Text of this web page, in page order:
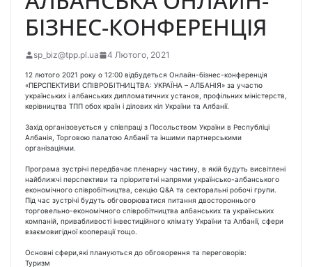
БІЗНЕС-КОНФЕРЕНЦІЯ
sp_biz@tpp.pl.ua 4 Лютого, 2021
12 лютого 2021 року о 12:00 відбудеться Онлайн-бізнес-конференція
«ПЕРСПЕКТИВИ СПІВРОБІТНИЦТВА: УКРАЇНА – АЛБАНІЯ» за участю
українських і албанських дипломатичних установ, профільних міністерств,
керівництва ТПП обох країн і ділових кіл України та Албанії.
Захід організовується у співпраці з Посольством України в Республіці
Албанія, Торговою палатою Албанії та іншими партнерськими
організаціями.
Програма зустрічі передбачає пленарну частину, в якій будуть висвітлені
найближчі перспективи та пріоритетні напрями українсько-албанського
економічного співробітництва, секцію Q&A та секторальні робочі групи.
Під час зустрічі будуть обговорюватися питання двостороннього
торговельно-економічного співробітництва албанських та українських
компаній, привабливості інвестиційного клімату України та Албанії, сфери
взаємовигідної кооперації тощо.
Основні сфери,які плануються до обговорення та переговорів:
Туризм